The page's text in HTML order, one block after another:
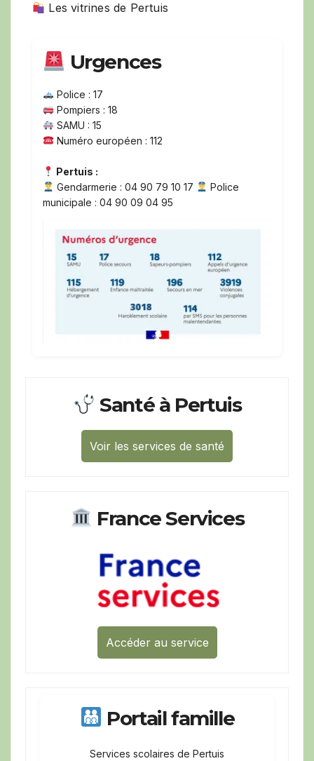
Les vitrines de Pertuis
Urgences
Police : 17
Pompiers : 18
SAMU : 15
Numéro européen : 112
Pertuis :
Gendarmerie : 04 90 79 10 17
Police
municipale : 04 90 09 04 95
Santé à Pertuis
Voir les services de santé
France Services
Accéder au service
Portail famille
Services scolaires de Pertuis